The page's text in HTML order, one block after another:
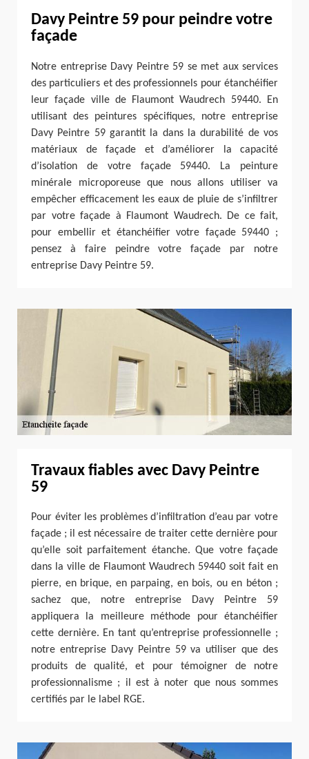
Davy Peintre 59 pour peindre votre
façade
Notre entreprise Davy Peintre 59 se met aux services
des particuliers et des professionnels pour étanchéifier
leur façade ville de Flaumont Waudrech 59440. En
utilisant des peintures spécifiques, notre entreprise
Davy Peintre 59 garantit la dans la durabilité de vos
matériaux de façade et d’améliorer la capacité
d’isolation de votre façade 59440. La peinture
minérale microporeuse que nous allons utiliser va
empêcher efficacement les eaux de pluie de s’infiltrer
par votre façade à Flaumont Waudrech. De ce fait,
pour embellir et étanchéifier votre façade 59440 ;
pensez à faire peindre votre façade par notre
entreprise Davy Peintre 59.
Travaux fiables avec Davy Peintre
59
Pour éviter les problèmes d’infiltration d’eau par votre
façade ; il est nécessaire de traiter cette dernière pour
qu’elle soit parfaitement étanche. Que votre façade
dans la ville de Flaumont Waudrech 59440 soit fait en
pierre, en brique, en parpaing, en bois, ou en béton ;
sachez que, notre entreprise Davy Peintre 59
appliquera la meilleure méthode pour étanchéifier
cette dernière. En tant qu’entreprise professionnelle ;
notre entreprise Davy Peintre 59 va utiliser que des
produits de qualité, et pour témoigner de notre
professionnalisme ; il est à noter que nous sommes
certifiés par le label RGE.